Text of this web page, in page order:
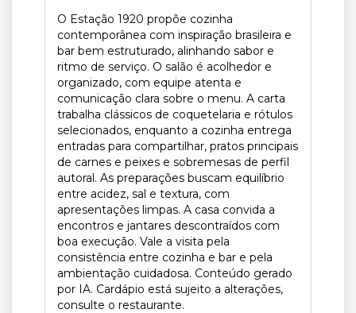
O Estação 1920 propõe cozinha
contemporânea com inspiração brasileira e
bar bem estruturado, alinhando sabor e
ritmo de serviço. O salão é acolhedor e
organizado, com equipe atenta e
comunicação clara sobre o menu. A carta
trabalha clássicos de coquetelaria e rótulos
selecionados, enquanto a cozinha entrega
entradas para compartilhar, pratos principais
de carnes e peixes e sobremesas de perfil
autoral. As preparações buscam equilíbrio
entre acidez, sal e textura, com
apresentações limpas. A casa convida a
encontros e jantares descontraídos com
boa execução. Vale a visita pela
consistência entre cozinha e bar e pela
ambientação cuidadosa. Conteúdo gerado
por IA. Cardápio está sujeito a alterações,
consulte o restaurante.